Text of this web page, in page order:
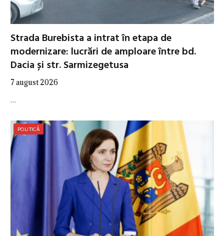
Strada Burebista a intrat în etapa de
modernizare: lucrări de amploare între bd.
Dacia și str. Sarmizegetusa
7 august 2026
…
POLITICĂ